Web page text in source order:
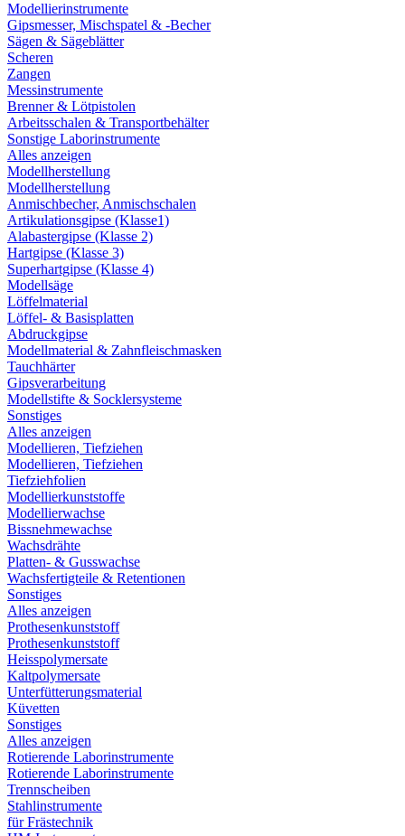
Modellierinstrumente
Gipsmesser, Mischspatel & -Becher
Sägen & Sägeblätter
Scheren
Zangen
Messinstrumente
Brenner & Lötpistolen
Arbeitsschalen & Transportbehälter
Sonstige Laborinstrumente
Alles anzeigen
Modellherstellung
Modellherstellung
Anmischbecher, Anmischschalen
Artikulationsgipse (Klasse1)
Alabastergipse (Klasse 2)
Hartgipse (Klasse 3)
Superhartgipse (Klasse 4)
Modellsäge
Löffelmaterial
Löffel- & Basisplatten
Abdruckgipse
Modellmaterial & Zahnfleischmasken
Tauchhärter
Gipsverarbeitung
Modellstifte & Socklersysteme
Sonstiges
Alles anzeigen
Modellieren, Tiefziehen
Modellieren, Tiefziehen
Tiefziehfolien
Modellierkunststoffe
Modellierwachse
Bissnehmewachse
Wachsdrähte
Platten- & Gusswachse
Wachsfertigteile & Retentionen
Sonstiges
Alles anzeigen
Prothesenkunststoff
Prothesenkunststoff
Heisspolymersate
Kaltpolymersate
Unterfütterungsmaterial
Küvetten
Sonstiges
Alles anzeigen
Rotierende Laborinstrumente
Rotierende Laborinstrumente
Trennscheiben
Stahlinstrumente
für Frästechnik